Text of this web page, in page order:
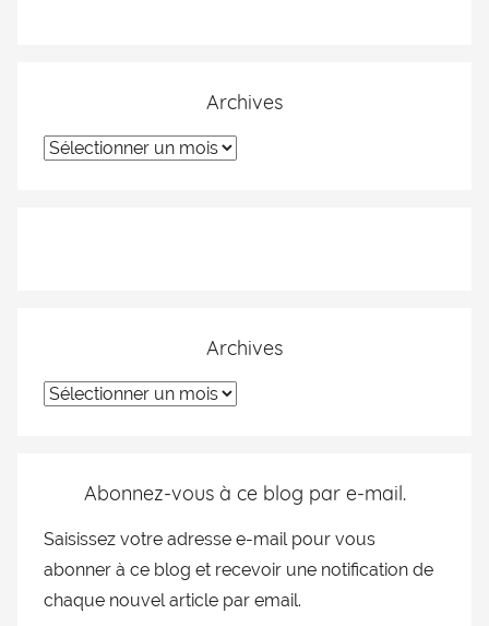
Archives
Archives
Abonnez-vous à ce blog par e-mail.
Saisissez votre adresse e-mail pour vous
abonner à ce blog et recevoir une notification de
chaque nouvel article par email.